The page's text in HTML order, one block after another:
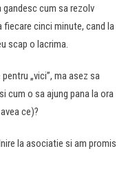
cum sa rezolv
fiecare cinci minute, cand la
scap o lacrima.
„vici”, ma asez sa
cum o sa ajung pana la ora
ce)?
la asociatie si am promis